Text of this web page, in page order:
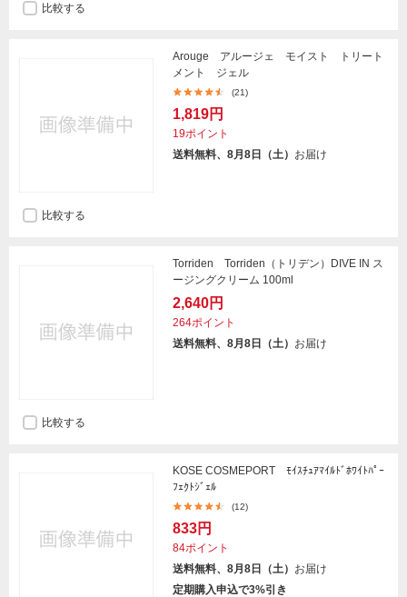
比較する
Arouge アルージェ モイスト トリート
メント ジェル
(21)
1,819円
19ポイント
送料無料、8月8日（土） お届け
比較する
Torriden Torriden（トリデン）DIVE IN ス
ージングクリーム 100ml
2,640円
264ポイント
送料無料、8月8日（土） お届け
比較する
KOSE COSMEPORT ﾓｲｽﾁｭｱﾏｲﾙﾄﾞﾎﾜｲﾄﾊﾟｰ
ﾌｪｸﾄｼﾞｪﾙ
(12)
833円
84ポイント
送料無料、8月8日（土） お届け
定期購入申込で3%引き